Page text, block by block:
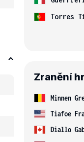
Torres
Zranění
Minnen
Tiafoe
Diallo